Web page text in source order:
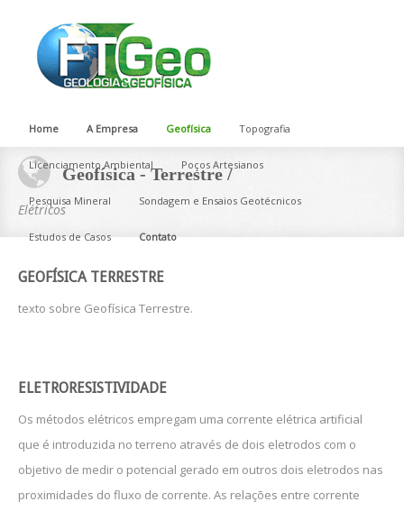
Home A Empresa Geofísica Topografia
Licenciamento Ambiental Poços Artesianos
Pesquisa Mineral Sondagem e Ensaios Geotécnicos
Estudos de Casos Contato
Geofísica - Terrestre /
Elétricos
GEOFÍSICA TERRESTRE
texto sobre Geofísica Terrestre.
ELETRORESISTIVIDADE
Os métodos elétricos empregam uma corrente elétrica artificial
que é introduzida no terreno através de dois eletrodos com o
objetivo de medir o potencial gerado em outros dois eletrodos nas
proximidades do fluxo de corrente. As relações entre corrente